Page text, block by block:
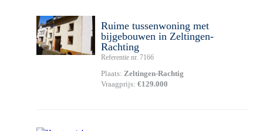
Ruime tussenwoning met
bijgebouwen in Zeltingen-
Rachting
Referentie nr. 7166
Plaats: Zeltingen-Rachtig
Vraagprijs: €129.000